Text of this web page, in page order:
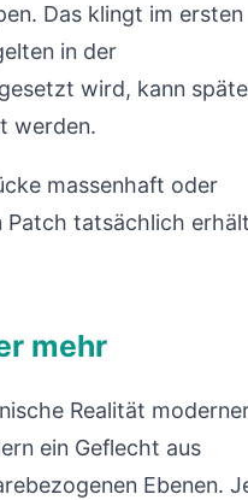
Das klingt im ersten
in der
wird, kann
werden.
massenhaft oder
Patch tatsächlich
mehr
Realität
ein Geflecht aus
Ebenen.